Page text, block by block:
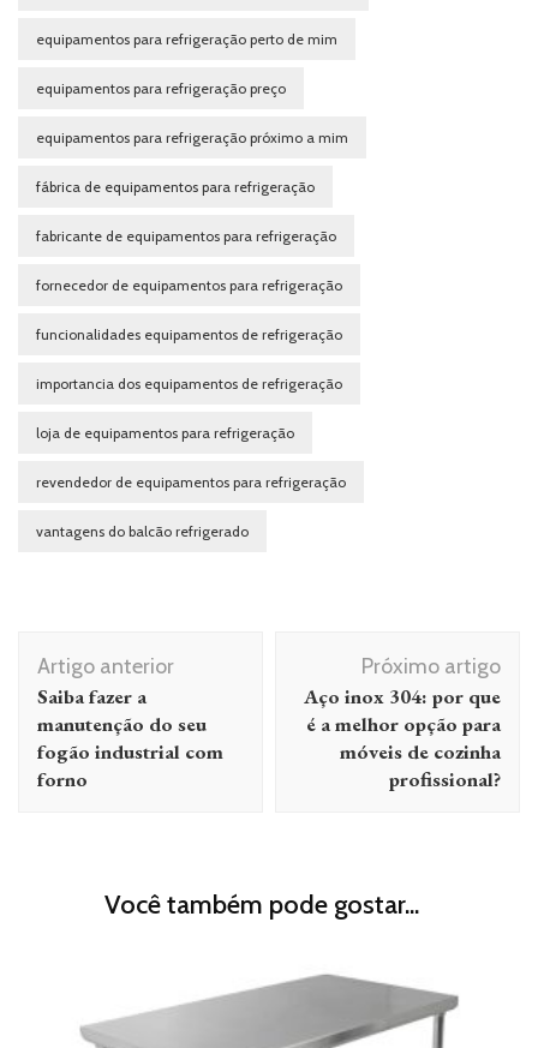
equipamentos para refrigeração perto de mim
equipamentos para refrigeração preço
equipamentos para refrigeração próximo a mim
fábrica de equipamentos para refrigeração
fabricante de equipamentos para refrigeração
fornecedor de equipamentos para refrigeração
funcionalidades equipamentos de refrigeração
importancia dos equipamentos de refrigeração
loja de equipamentos para refrigeração
revendedor de equipamentos para refrigeração
vantagens do balcão refrigerado
Navegação de post
Artigo anterior
Saiba fazer a
manutenção do seu
fogão industrial com
forno
Próximo artigo
Aço inox 304: por que
é a melhor opção para
móveis de cozinha
profissional?
Você também pode gostar...